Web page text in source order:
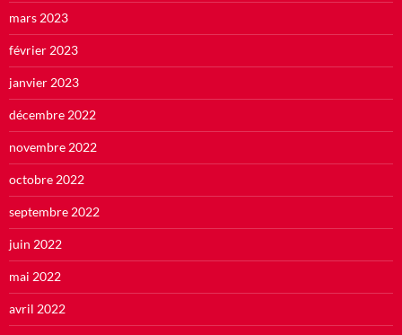
mars 2023
février 2023
janvier 2023
décembre 2022
novembre 2022
octobre 2022
septembre 2022
juin 2022
mai 2022
avril 2022